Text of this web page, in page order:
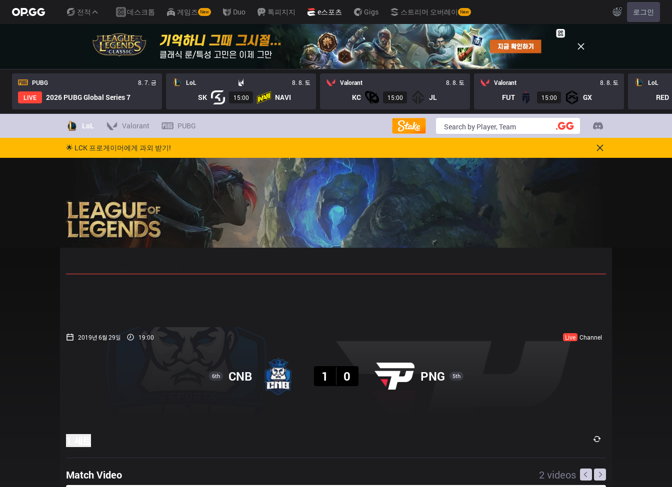
전적 데스크톱 게임즈 New Duo 톡피지지 e스포츠 Gigs 스트리머 오버레이 New KO 로그인
PUBG
8. 7. 금
LIVE
2026 PUBG Global Series 7
LoL 8. 8. 토
SK 15:00 NAVI
Valorant 8. 8. 토
KC 15:00 JL
Valorant 8. 8. 토
FUT 15:00 GX
LoL
RED
LoL Valorant PUBG
🌟 LCK 프로게이머에게 과외 받기!
2019년 6월 29일 19:00 Live Channel
6th CNB
1
0 PNG 5th
Match Video 2 videos